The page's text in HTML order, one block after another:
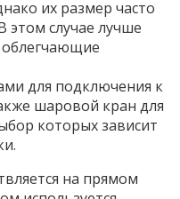
их размер часто
этом случае лучше
облегчающие
для подключения к
шаровой кран для
которых зависит
на прямом